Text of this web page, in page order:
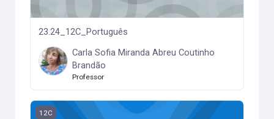
23.24_12C_Português
Carla Sofia Miranda Abreu Coutinho
Brandão
Professor
23.24_12C_Matemática A
12C